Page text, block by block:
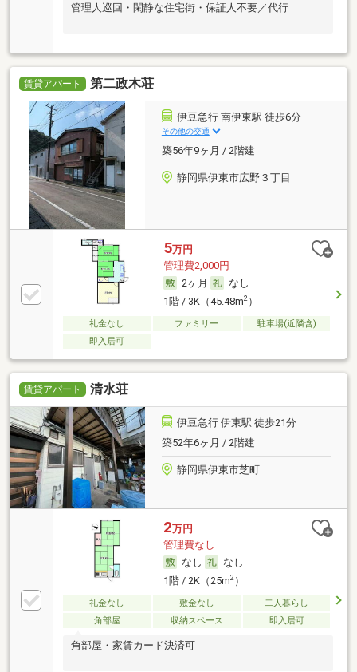
管理人巡回・閑静な住宅街・保証人不要／代行
賃貸アパート 第二政木荘
伊豆急行 南伊東駅 徒歩6分
その他の交通
築56年9ヶ月 / 2階建
静岡県伊東市広野３丁目
5万円
管理費2,000円
2ヶ月
なし
1階 / 3K（45.48m2）
礼金なし ファミリー
駐車場(近隣含)
即入居可
賃貸アパート 清水荘
伊豆急行 伊東駅 徒歩21分
築52年6ヶ月 / 2階建
静岡県伊東市芝町
2万円
管理費なし
なし
なし
1階 / 2K（25m2）
礼金なし 敷金なし
二人暮らし
角部屋
収納スペース 即入居可
角部屋・家賃カード決済可